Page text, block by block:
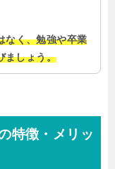
なく、勉強や卒業
ましょう。
特徴・メリッ